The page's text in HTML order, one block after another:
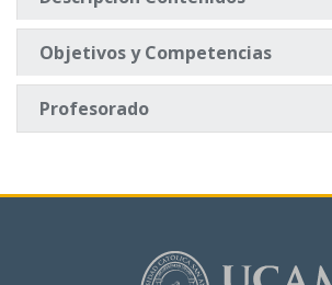
Objetivos y Competencias
Profesorado